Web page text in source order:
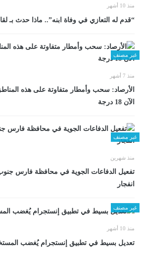
منذ 10 أشهر
“قدم له التعازي في وفاة ابنه”.. ماذا حدث بـ
غير مصنف
منذ 7 أشهر
الأرصاد: سحب وأمطار متفاوتة على هذه
الآن 18 درجة
غير مصنف
منذ شهرين
تفعيل الدفاعات الجوية في محافظة فارس
انفجار
غير مصنف
منذ 10 أشهر
تعديل بسيط في تطبيق إنستجرام يُغضب